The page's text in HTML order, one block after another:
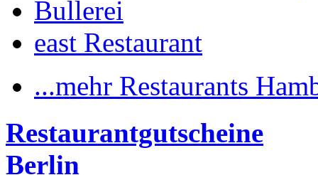
Bullerei
east Restaurant
...mehr Restaurants
Restaurantgutscheine
Berlin